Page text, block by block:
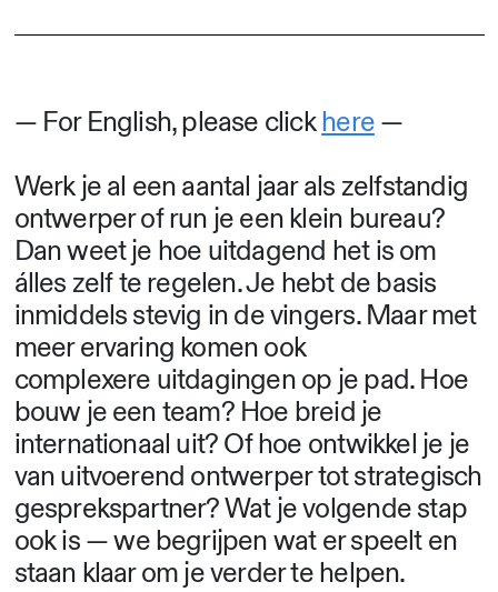
— For English, please clickhere—
Werk je al een aantal jaar als zelfstandig
ontwerper of run je een klein bureau?
Dan weet je hoe uitdagend het is om
álles zelf te regelen. Je hebt de basis
inmiddels stevig in de vingers. Maar met
meer ervaring komen ook
complexere uitdagingen op je pad. Hoe
bouw je een team? Hoe breid je
internationaal uit? Of hoe ontwikkel je je
van uitvoerend ontwerper tot strategisch
gesprekspartner? Wat je volgende stap
ook is — we begrijpen wat er speelt en
staan klaar om je verder te helpen.